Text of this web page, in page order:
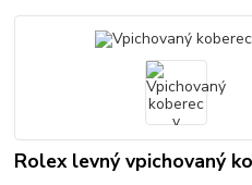
Rolex levný vpichovaný